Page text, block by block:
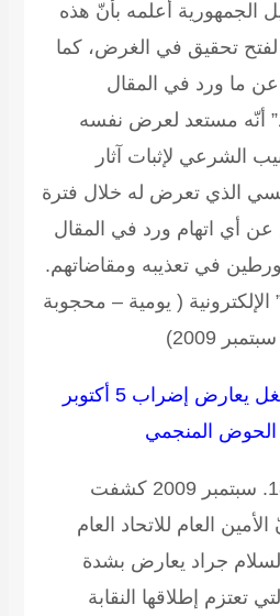
الجمهورية أعلمه بأنّ هذه
لفتح تحقيق في الغرض، كما
عن ما ورد في المقال
أنّه مستعد لعرض نفسه
الشرعي لإثبات آثار
الذي تعرض له خلال فترة
عن أي اتهام ورد في المقال
في تعذيبه ومقاضاتهم.
( يومية – محجوبة
أمين عام اتحاد الشغل يعارض إضراب 5 أكتوبر
الحوض المنجمي
التحرير في الجمعة, 18. سبتمبر 2009 كشفت
العام للاتحاد العام
جراد يعارض بشدة
تعتزم إطلاقها النقابة